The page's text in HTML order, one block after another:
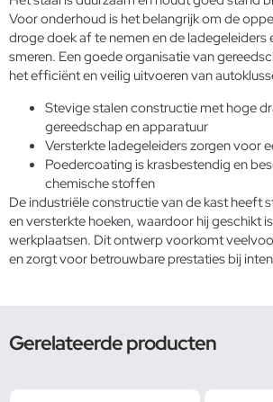
Voor onderhoud is het belangrijk om de
droge doek af te nemen en de ladegeleiders
smeren. Een goede organisatie van
het efficiënt en veilig uitvoeren van
Stevige stalen constructie met hoge
gereedschap en apparatuur
Versterkte ladegeleiders zorgen voor
Poedercoating is krasbestendig en
chemische stoffen
De industriële constructie van de kast heeft
en versterkte hoeken, waardoor hij geschikt
werkplaatsen. Dit ontwerp voorkomt
en zorgt voor betrouwbare prestaties bij
Gerelateerde producten